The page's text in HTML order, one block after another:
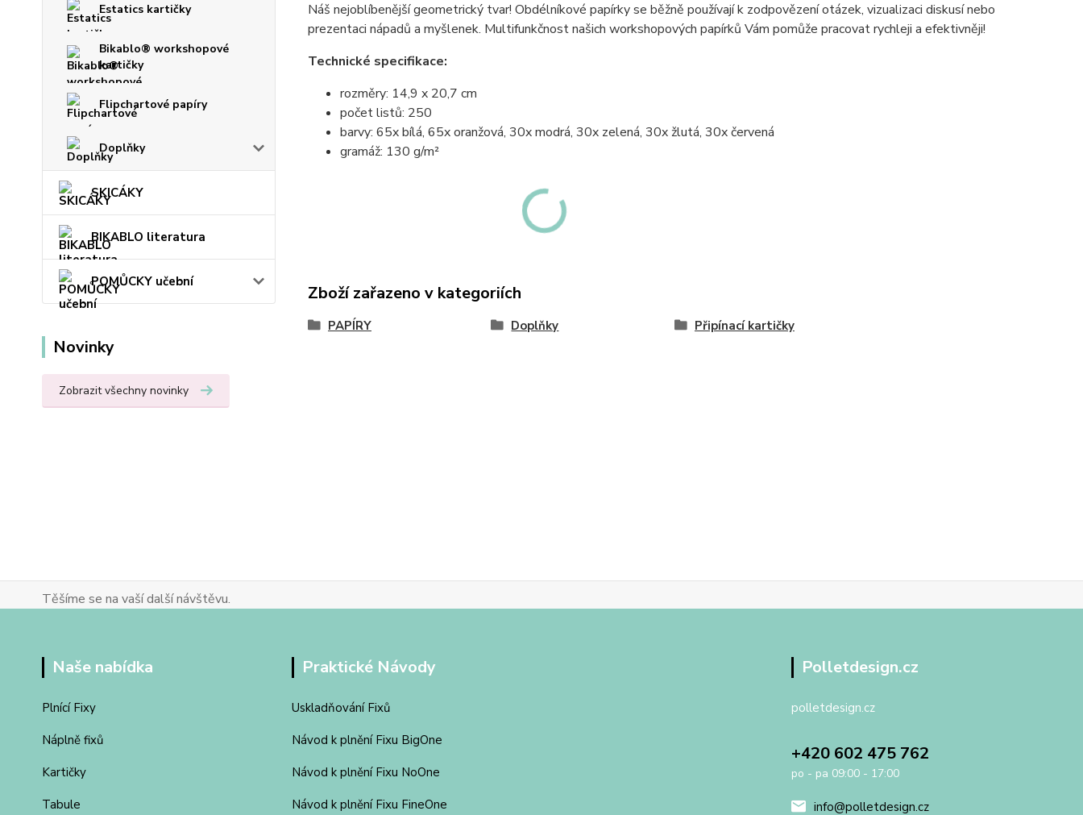
Estatics kartičky
Bikablo® workshopové
kartičky
Flipchartové papíry
Doplňky
SKICÁKY
BIKABLO literatura
POMŮCKY učební
Novinky
Zobrazit všechny novinky
Náš nejoblíbenější geometrický tvar! Obdélníkové papírky se běžně používají k zodpovězení otázek, vizualizaci diskusí nebo
prezentaci nápadů a myšlenek. Multifunkčnost našich workshopových papírků Vám pomůže pracovat rychleji a efektivněji!
Technické specifikace:
rozměry: 14,9 x 20,7 cm
počet listů: 250
barvy: 65x bílá, 65x oranžová, 30x modrá, 30x zelená, 30x žlutá, 30x červená
gramáž: 130 g/m²
Zboží zařazeno v kategoriích
PAPÍRY Doplňky Připínací kartičky
Těšíme se na vaší další návštěvu.
Naše nabídka
Plnící Fixy
Náplně fixů
Kartičky
Tabule
Praktické Návody
Uskladňování Fixů
Návod k plnění Fixu BigOne
Návod k plnění Fixu NoOne
Návod k plnění Fixu FineOne
Polletdesign.cz
polletdesign.cz
+420 602 475 762
po - pa 09:00 - 17:00
info@polletdesign.cz